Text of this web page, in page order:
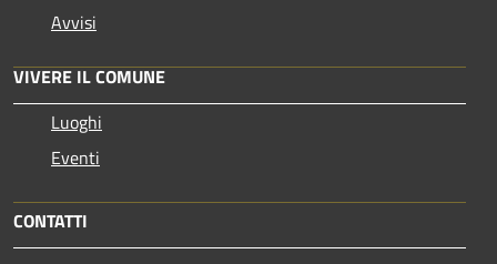
Avvisi
VIVERE IL COMUNE
Luoghi
Eventi
CONTATTI